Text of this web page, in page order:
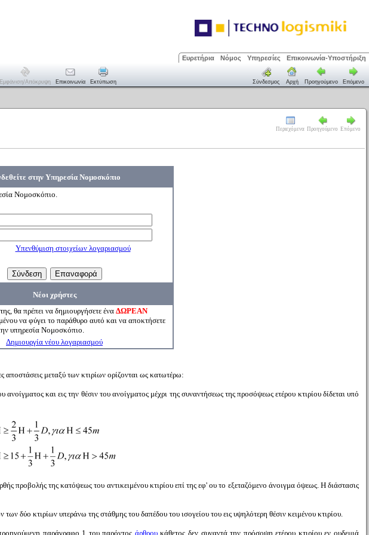
Ευρετήρια Νόμος Υπηρεσίες Επικοινωνία-Υποστήριξη
Εμφάνιση/απόκρυψη Επικοινωνία Εκτύπωση Σύνδεσμος Αρχή Προηγούμενο Επόμενο